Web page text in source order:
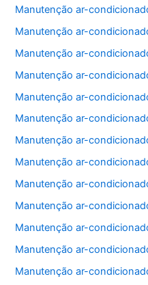
Manutenção ar-
Manutenção ar-
Manutenção ar-
Manutenção ar-
Manutenção ar-
Manutenção ar-
Manutenção ar-
Manutenção ar-
Manutenção ar-
Manutenção ar-
Manutenção ar-
Manutenção ar-
Manutenção ar-